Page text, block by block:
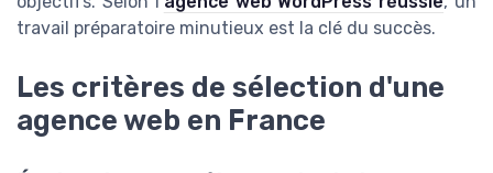
travail préparatoire minutieux est la clé du succès.
Les critères de sélection d'une
agence web en France